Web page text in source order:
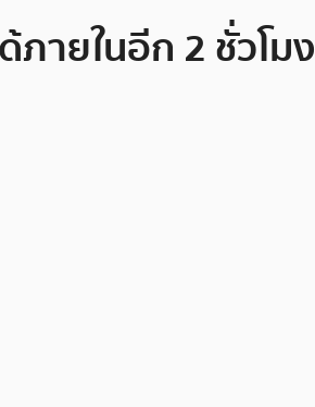
ายในอีก 2 ชั่วโมง